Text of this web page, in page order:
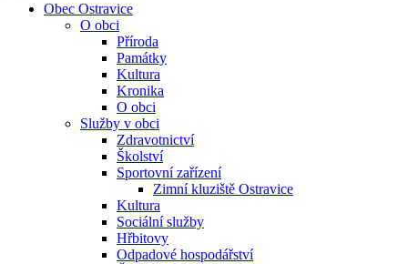
Obec Ostravice
O obci
Příroda
Památky
Kultura
Kronika
O obci
Služby v obci
Zdravotnictví
Školství
Sportovní zařízení
Zimní kluziště Ostravice
Kultura
Sociální služby
Hřbitovy
Odpadové hospodářství